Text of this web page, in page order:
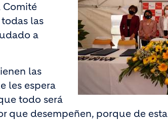
Comité
las
a
las
les espera
todo será
que desempeñen, porque de